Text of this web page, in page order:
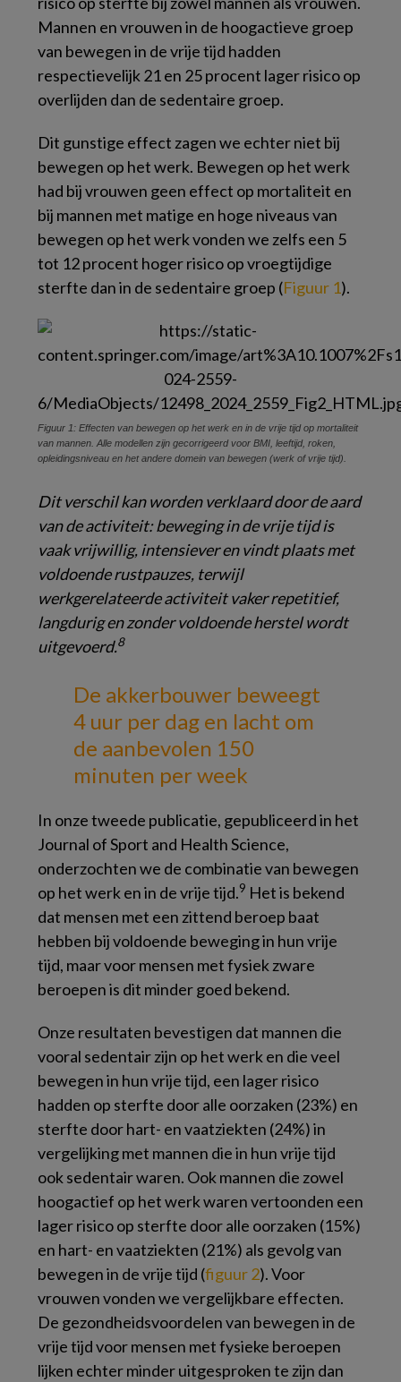
Mannen en vrouwen in de hoogactieve groep
van bewegen in de vrije tijd hadden
respectievelijk 21 en 25 procent lager risico op
overlijden dan de sedentaire groep.
Dit gunstige effect zagen we echter niet bij
bewegen op het werk. Bewegen op het werk
had bij vrouwen geen effect op mortaliteit en
bij mannen met matige en hoge niveaus van
bewegen op het werk vonden we zelfs een 5
tot 12 procent hoger risico op vroegtijdige
sterfte dan in de sedentaire groep (Figuur 1).
Figuur 1: Effecten van bewegen op het werk en in de vrije tijd op mortaliteit
van mannen. Alle modellen zijn gecorrigeerd voor BMI, leeftijd, roken,
opleidingsniveau en het andere domein van bewegen (werk of vrije tijd).
Dit verschil kan worden verklaard door de aard
van de activiteit: beweging in de vrije tijd is
vaak vrijwillig, intensiever en vindt plaats met
voldoende rustpauzes, terwijl
werkgerelateerde activiteit vaker repetitief,
langdurig en zonder voldoende herstel wordt
uitgevoerd.8
De akkerbouwer beweegt
4 uur per dag en lacht om
de aanbevolen 150
minuten per week
In onze tweede publicatie, gepubliceerd in het
Journal of Sport and Health Science,
onderzochten we de combinatie van bewegen
op het werk en in de vrije tijd.9 Het is bekend
dat mensen met een zittend beroep baat
hebben bij voldoende beweging in hun vrije
tijd, maar voor mensen met fysiek zware
beroepen is dit minder goed bekend.
Onze resultaten bevestigen dat mannen die
vooral sedentair zijn op het werk en die veel
bewegen in hun vrije tijd, een lager risico
hadden op sterfte door alle oorzaken (23%) en
sterfte door hart- en vaatziekten (24%) in
vergelijking met mannen die in hun vrije tijd
ook sedentair waren. Ook mannen die zowel
hoogactief op het werk waren vertoonden een
lager risico op sterfte door alle oorzaken (15%)
en hart- en vaatziekten (21%) als gevolg van
bewegen in de vrije tijd (figuur 2). Voor
vrouwen vonden we vergelijkbare effecten.
De gezondheidsvoordelen van bewegen in de
vrije tijd voor mensen met fysieke beroepen
lijken echter minder uitgesproken te zijn dan